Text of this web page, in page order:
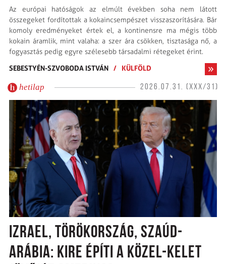
Az európai hatóságok az elmúlt években soha nem látott
összegeket fordítottak a kokaincsempészet visszaszorítására. Bár
komoly ered­ményeket értek el, a kontinensre ma mégis több
kokain áramlik, mint valaha: a szer ára csökken, tisztasága nő, a
fogyasztás pedig egyre szélesebb társadalmi rétegeket érint.
SEBESTYÉN-SZVOBODA ISTVÁN / KÜLFÖLD
hetilap 2026.07.31. (XXX/31)
IZRAEL, TÖRÖKORSZÁG, SZAÚD-
ARÁBIA: KIRE ÉPÍTI A KÖZEL-KELET